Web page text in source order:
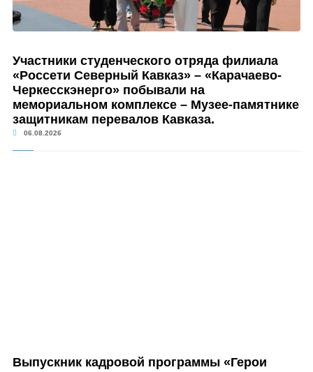
Участники студенческого отряда филиала
«Россети Северный Кавказ» – «Карачаево-
Черкесскэнерго» побывали на
мемориальном комплексе – Музее-памятнике
защитникам перевалов Кавказа.
06.08.2026
Выпускник кадровой программы «Герои